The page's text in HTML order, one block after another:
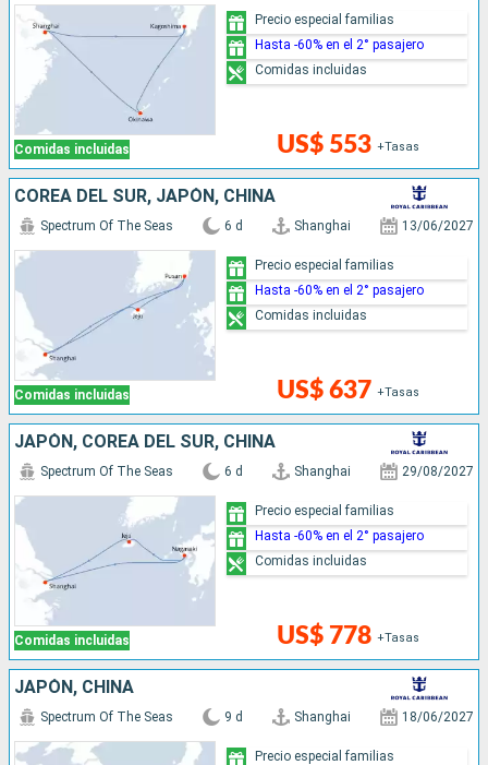
Comidas incluidas US$ 553 +Tasas
Precio especial familias
Hasta -60% en el 2° pasajero
Comidas incluidas
COREA DEL SUR, JAPÓN, CHINA
Comidas incluidas
Spectrum Of The Seas 6 d Shanghai 13/06/2027
US$ 637 +Tasas
Precio especial familias
Hasta -60% en el 2° pasajero
Comidas incluidas
JAPÓN, COREA DEL SUR, CHINA
Comidas incluidas
Spectrum Of The Seas 6 d Shanghai 29/08/2027
US$ 778 +Tasas
Precio especial familias
Hasta -60% en el 2° pasajero
Comidas incluidas
JAPÓN, CHINA
Spectrum Of The Seas 9 d Shanghai 18/06/2027
Precio especial familias